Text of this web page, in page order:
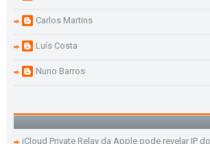
Carlos Martins
Luís Costa
Nuno Barros
iCloud Private Relay da Apple pode revelar IP